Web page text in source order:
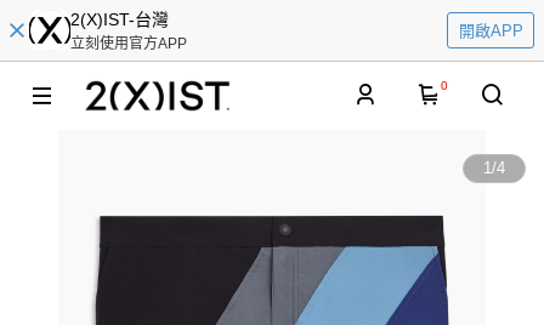
2(X)IST-台灣
立刻使用官方APP
開啟APP
0
1/4